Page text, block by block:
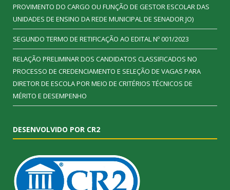
PROVIMENTO DO CARGO OU FUNÇÃO DE GESTOR ESCOLAR DAS
UNIDADES DE ENSINO DA REDE MUNICIPAL DE SENADOR JO)
SEGUNDO TERMO DE RETIFICAÇÃO AO EDITAL Nº 001/2023
RELAÇÃO PRELIMINAR DOS CANDIDATOS CLASSIFICADOS NO
PROCESSO DE CREDENCIAMENTO E SELEÇÃO DE VAGAS PARA
DIRETOR DE ESCOLA POR MEIO DE CRITÉRIOS TÉCNICOS DE
MÉRITO E DESEMPENHO
DESENVOLVIDO POR CR2